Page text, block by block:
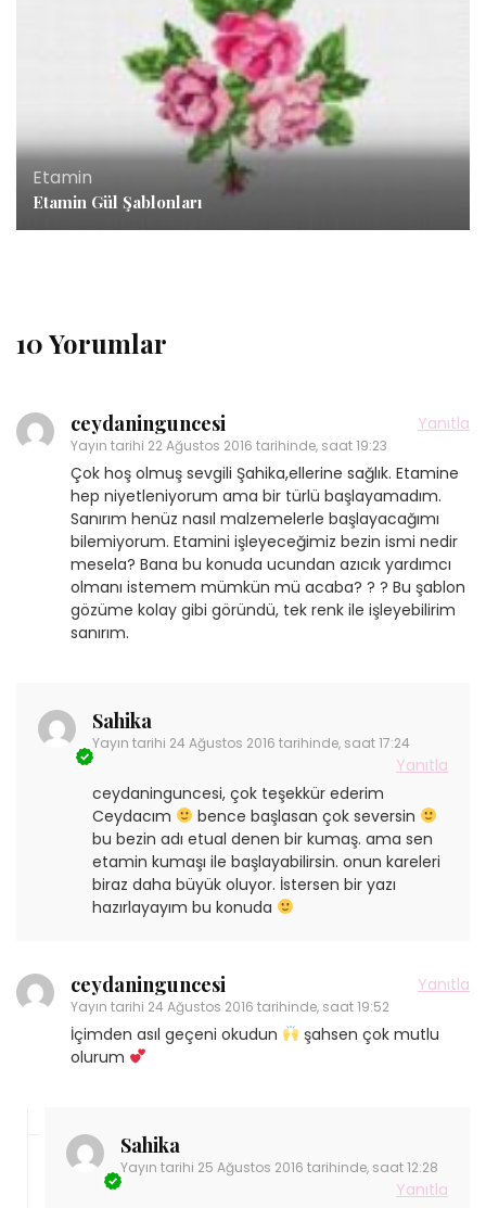
Etamin
Etamin Gül Şablonları
10 Yorumlar
ceydaninguncesi
Yayın tarihi 22 Ağustos 2016 tarihinde, saat 19:23
Yanıtla
Çok hoş olmuş sevgili Şahika,ellerine sağlık. Etamine
hep niyetleniyorum ama bir türlü başlayamadım.
Sanırım henüz nasıl malzemelerle başlayacağımı
bilemiyorum. Etamini işleyeceğimiz bezin ismi nedir
mesela? Bana bu konuda ucundan azıcık yardımcı
olmanı istemem mümkün mü acaba? ? ? Bu şablon
gözüme kolay gibi göründü, tek renk ile işleyebilirim
sanırım.
Sahika
Yayın tarihi 24 Ağustos 2016 tarihinde, saat 17:24
Yanıtla
ceydaninguncesi, çok teşekkür ederim
Ceydacım
bence başlasan çok seversin
bu bezin adı etual denen bir kumaş. ama sen
etamin kumaşı ile başlayabilirsin. onun kareleri
biraz daha büyük oluyor. İstersen bir yazı
hazırlayayım bu konuda
ceydaninguncesi
Yayın tarihi 24 Ağustos 2016 tarihinde, saat 19:52
Yanıtla
İçimden asıl geçeni okudun
şahsen çok mutlu
olurum
Sahika
Yayın tarihi 25 Ağustos 2016 tarihinde, saat 12:28
Yanıtla